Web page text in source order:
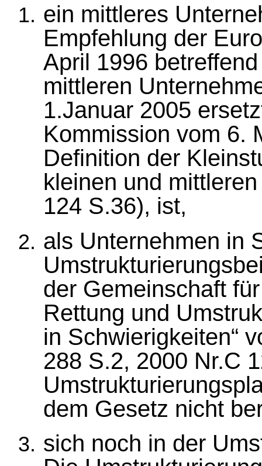
ein mittleres
Empfehlung der
April 1996
mittleren
1.Januar 2005
Kommission vom 6.
Definition der
kleinen und
124 S.36), ist,
als Unternehmen in
der Gemeinschaft
Rettung und
in Schwierigkeiten“
288 S.2, 2000 Nr.C
dem Gesetz nicht
sich noch in der